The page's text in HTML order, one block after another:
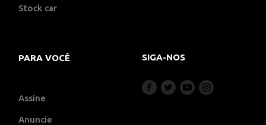
Stock car
PARA VOCÊ
Assine
Anuncie
SIGA-NOS